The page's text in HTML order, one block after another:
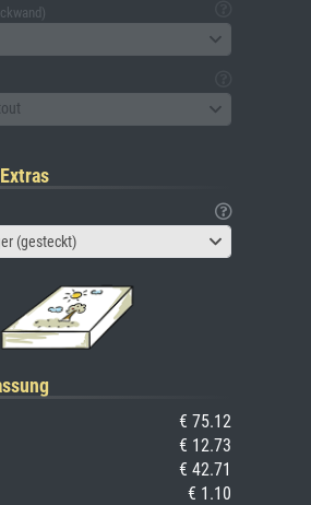
(gesteckt)
€ 75.12
€ 12.73
€ 42.71
€ 1.10